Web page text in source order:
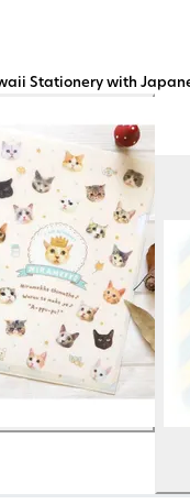
? Kawaii Stationery with